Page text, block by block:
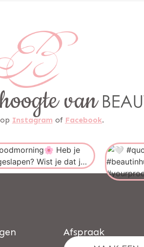
van
Instagram of Facebook.
Afspraak